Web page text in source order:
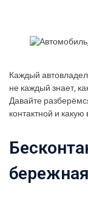
Каждый
не каждый знает,
Давайте
контактной и какую